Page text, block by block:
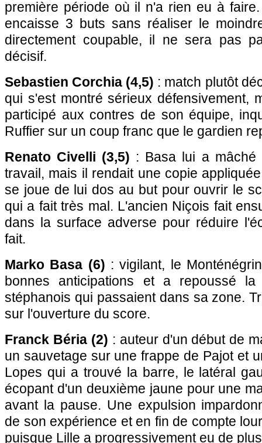
première période où il n'a rien eu à
encaisse 3 buts sans réaliser le
directement coupable, il ne sera pas
décisif.
Sebastien Corchia (4,5) : match plutôt
qui s'est montré sérieux défensivement,
participé aux contres de son équipe,
Ruffier sur un coup franc que le gardien
Renato Civelli (3,5) : Basa lui a mâché
travail, mais il rendait une copie
se joue de lui dos au but pour ouvrir le
qui a fait très mal. L'ancien Niçois fait
dans la surface adverse pour réduire
fait.
Marko Basa (6) : vigilant, le
bonnes anticipations et a repoussé
stéphanois qui passaient dans sa zone.
sur l'ouverture du score.
Franck Béria (2) : auteur d'un début de
un sauvetage sur une frappe de Pajot et
Lopes qui a trouvé la barre, le latéral
écopant d'un deuxième jaune pour une
avant la pause. Une expulsion
de son expérience et en fin de compte
puisque Lille a progressivement eu de